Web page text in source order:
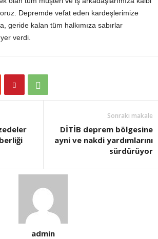
Depremde vefat eden kardeşlerimize
geride kalan tüm halkımıza sabırlar
verdi.
Sonraki makale
DİTİB deprem bölgesine
ayni ve nakdi yardımlarını
sürdürüyor
admin